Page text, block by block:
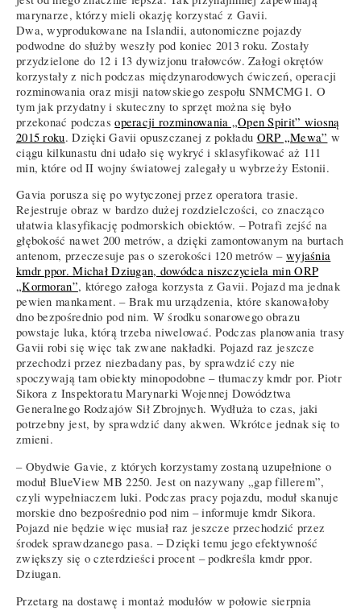
marynarze, którzy mieli okazję korzystać z Gavii.
Dwa, wyprodukowane na Islandii, autonomiczne pojazdy
podwodne do służby weszły pod koniec 2013 roku. Zostały
przydzielone do 12 i 13 dywizjonu trałowców. Załogi okrętów
korzystały z nich podczas międzynarodowych ćwiczeń, operacji
rozminowania oraz misji natowskiego zespołu SNMCMG1. O
tym jak przydatny i skuteczny to sprzęt można się było
przekonać podczasoperacji rozminowania „Open Spirit” wiosną
2015 roku. Dzięki Gavii opuszczanej z pokładu ORP „Mewa” w
ciągu kilkunastu dni udało się wykryć i sklasyfikować aż 111
min, które od II wojny światowej zalegały u wybrzeży Estonii.
Gavia porusza się po wytyczonej przez operatora trasie.
Rejestruje obraz w bardzo dużej rozdzielczości, co znacząco
ułatwia klasyfikację podmorskich obiektów. – Potrafi zejść na
głębokość nawet 200 metrów, a dzięki zamontowanym na burtach
antenom, przeczesuje pas o szerokości 120 metrów – wyjaśnia
kmdr ppor. Michał Dziugan, dowódca niszczyciela min ORP
„Kormoran”, którego załoga korzysta z Gavii. Pojazd ma jednak
pewien mankament. – Brak mu urządzenia, które skanowałoby
dno bezpośrednio pod nim. W środku sonarowego obrazu
powstaje luka, którą trzeba niwelować. Podczas planowania trasy
Gavii robi się więc tak zwane nakładki. Pojazd raz jeszcze
przechodzi przez niezbadany pas, by sprawdzić czy nie
spoczywają tam obiekty minopodobne – tłumaczy kmdr por. Piotr
Sikora z Inspektoratu Marynarki Wojennej Dowództwa
Generalnego Rodzajów Sił Zbrojnych. Wydłuża to czas, jaki
potrzebny jest, by sprawdzić dany akwen. Wkrótce jednak się to
zmieni.
– Obydwie Gavie, z których korzystamy zostaną uzupełnione o
moduł BlueView MB 2250. Jest on nazywany „gap fillerem”,
czyli wypełniaczem luki. Podczas pracy pojazdu, moduł skanuje
morskie dno bezpośrednio pod nim – informuje kmdr Sikora.
Pojazd nie będzie więc musiał raz jeszcze przechodzić przez
środek sprawdzanego pasa. – Dzięki temu jego efektywność
zwiększy się o czterdzieści procent – podkreśla kmdr ppor.
Dziugan.
Przetarg na dostawę i montaż modułów w połowie sierpnia